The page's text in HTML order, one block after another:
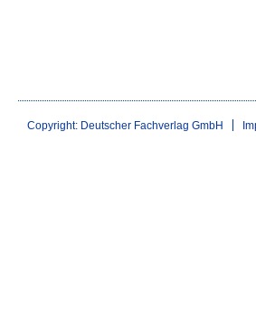
Copyright: Deutscher Fachverlag GmbH